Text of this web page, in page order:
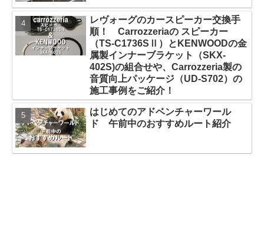
レヴォーグのカースピーカー交換手
順！ Carrozzeriaの スピーカー
（TS-C1736SⅡ）とKENWOODの金
属製インナーブラケット（SKX-
402S)の組合せや、Carrozzeria製の
音質向上パッケージ（UD-S702）の
施工事例をご紹介！
はじめてのアドベンチャーワール
ド 午前中のおすすめルート紹介